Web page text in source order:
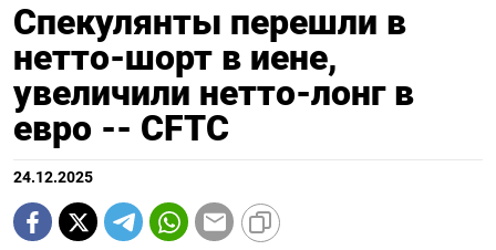
Спекулянты перешли в
нетто-шорт в иене,
увеличили нетто-лонг в
евро -- CFTC
24.12.2025